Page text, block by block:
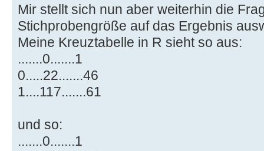
Mir stellt sich nun aber weiterhin die
Stichprobengröße auf das Ergebnis
Meine Kreuztabelle in R sieht so aus:
.......0.......1
0.....22.......46
1....117.......61
und so:
.......0.......1